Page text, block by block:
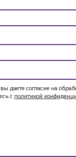
даете согласие на
c политикой